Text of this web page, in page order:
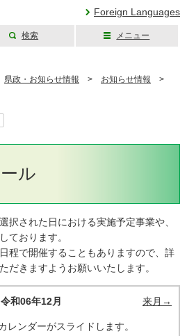
Foreign Languages
検索 メニュー
県政・お知らせ情報 > お知らせ情報 >
ル
された日における実施予定事業や、
ております。
程で開催することもありますので、詳
だきますようお願いいたします。
令和06年12月 来月→
ンダーがスライドします。